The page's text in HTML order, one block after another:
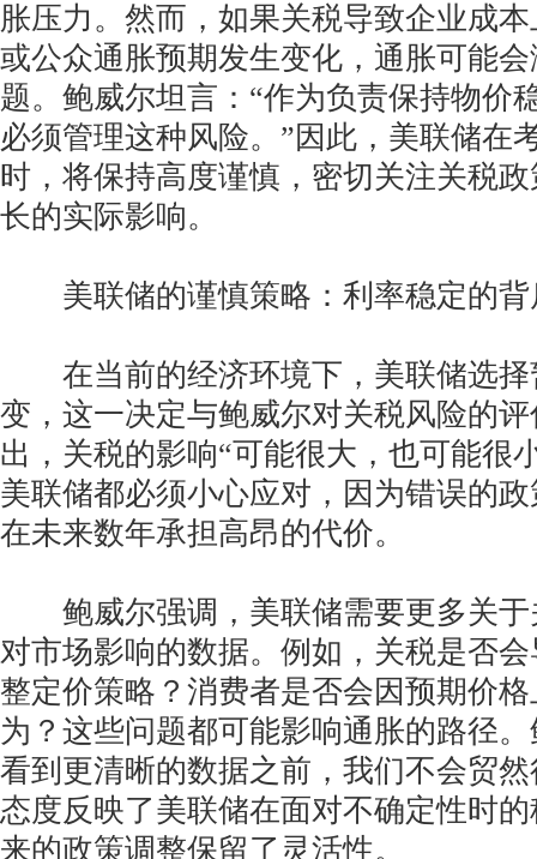
胀压力。然而，如果关税导致企业成
或公众通胀预期发生变化，通胀可能
题。鲍威尔坦言：“作为负责保持物价
必须管理这种风险。”因此，美联储在
时，将保持高度谨慎，密切关注关税
长的实际影响。
美联储的谨慎策略：利率稳定的背
在当前的经济环境下，美联储选择
变，这一决定与鲍威尔对关税风险的
出，关税的影响“可能很大，也可能很
美联储都必须小心应对，因为错误的
在未来数年承担高昂的代价。
鲍威尔强调，美联储需要更多关于
对市场影响的数据。例如，关税是否
整定价策略？消费者是否会因预期价
为？这些问题都可能影响通胀的路径
看到更清晰的数据之前，我们不会贸
态度反映了美联储在面对不确定性时
来的政策调整保留了灵活性。